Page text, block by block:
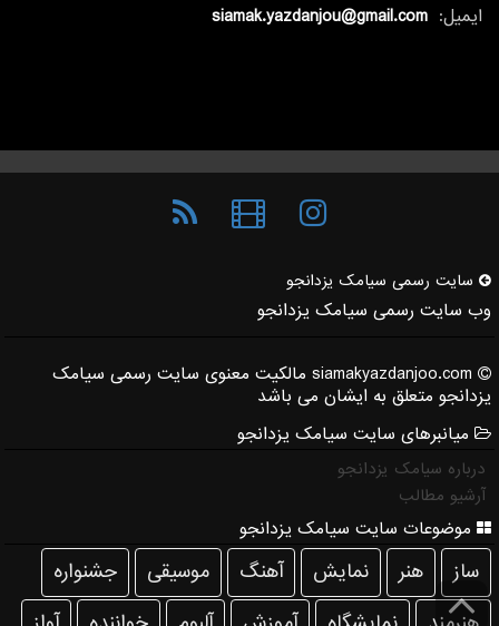
ایمیل: siamak.yazdanjou@gmail.com
سایت رسمی سیامك یزدانجو
وب سایت رسمی سیامک یزدانجو
siamakyazdanjoo.com مالکیت معنوی سایت رسمی سیامک
یزدانجو متعلق به ایشان می باشد
میانبرهای سایت سیامک یزدانجو
درباره سیامک یزدانجو
آرشیو مطالب
موضوعات سایت سیامک یزدانجو
ساز هنر نمایش آهنگ موسیقی
جشنواره